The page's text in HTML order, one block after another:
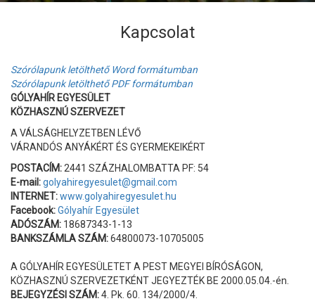
Kapcsolat
Szórólapunk letölthető Word formátumban
Szórólapunk letölthető PDF formátumban
GÓLYAHÍR EGYESÜLET
KÖZHASZNÚ SZERVEZET
A VÁLSÁGHELYZETBEN LÉVŐ
VÁRANDÓS ANYÁKÉRT ÉS GYERMEKEIKÉRT
POSTACÍM: 2441 SZÁZHALOMBATTA PF: 54
E-mail:golyahiregyesulet@gmail.com
INTERNET:www.golyahiregyesulet.hu
Facebook:Gólyahír Egyesület
ADÓSZÁM: 18687343-1-13
BANKSZÁMLA SZÁM:64800073-10705005
A GÓLYAHÍR EGYESÜLETET A PEST MEGYEI BÍRÓSÁGON,
KÖZHASZNÚ SZERVEZETKÉNT JEGYEZTÉK BE 2000.05.04.-én.
BEJEGYZÉSI SZÁM:4. Pk. 60. 134/2000/4.